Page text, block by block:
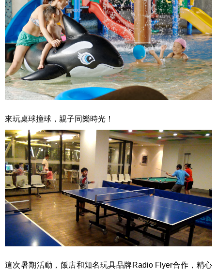
來玩桌球撞球，親子同樂時光！
這次暑期活動，飯店和知名玩具品牌Radio Flyer合作，精心